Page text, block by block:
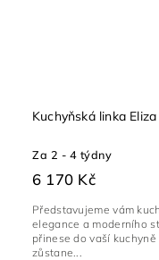
Kuchyňská linka
Za 2 - 4 týdny
6 170 Kč
Představujeme vám
elegance a moderního
přinese do vaší
zůstane...